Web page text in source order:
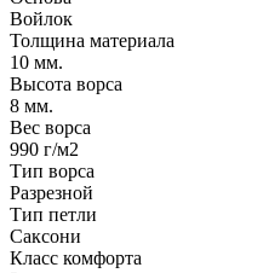
Войлок
Толщина материала
10 мм.
Высота ворса
8 мм.
Вес ворса
990 г/м2
Тип ворса
Разрезной
Тип петли
Саксони
Класс комфорта